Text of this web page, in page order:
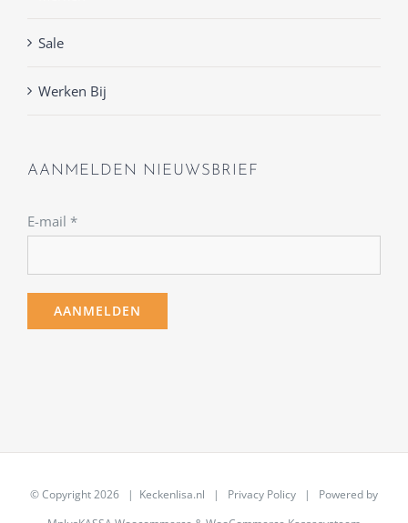
Sale
Werken Bij
AANMELDEN NIEUWSBRIEF
E-mail *
© Copyright2026 | Keckenlisa.nl | Privacy Policy | Powered by